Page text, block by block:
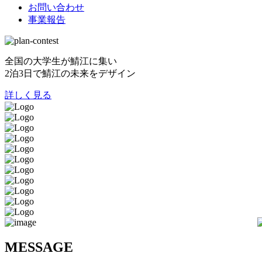
お問い合わせ
事業報告
全国の大学生が鯖江に集い
2泊3日で鯖江の未来をデザイン
詳しく見る
MESSAGE